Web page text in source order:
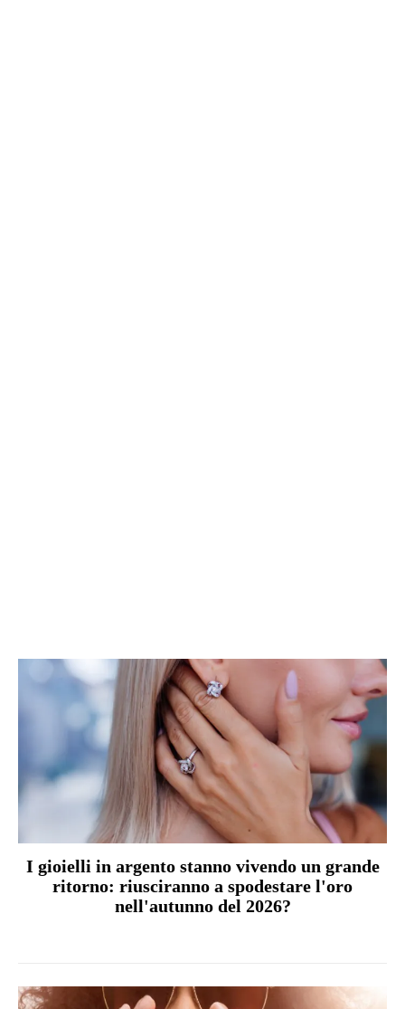
I gioielli in argento stanno vivendo un grande
ritorno: riusciranno a spodestare l'oro
nell'autunno del 2026?